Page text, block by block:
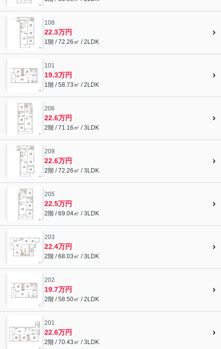
108
22.3万円
1階 / 72.26㎡ / 2LDK
101
19.3万円
1階 / 58.73㎡ / 2LDK
206
22.6万円
2階 / 71.16㎡ / 3LDK
209
22.6万円
2階 / 72.26㎡ / 3LDK
205
22.5万円
2階 / 69.04㎡ / 3LDK
203
22.4万円
2階 / 68.03㎡ / 3LDK
202
19.7万円
2階 / 58.50㎡ / 2LDK
201
22.6万円
2階 / 70.43㎡ / 3LDK